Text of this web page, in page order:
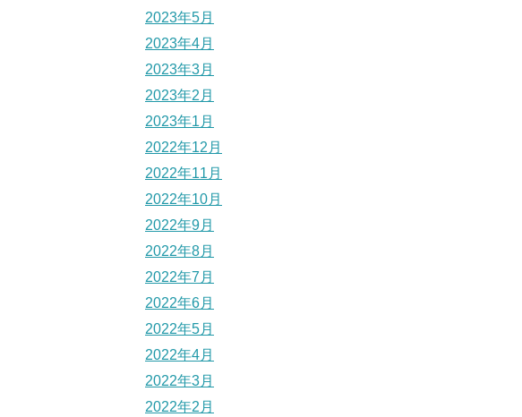
2023年5月
2023年4月
2023年3月
2023年2月
2023年1月
2022年12月
2022年11月
2022年10月
2022年9月
2022年8月
2022年7月
2022年6月
2022年5月
2022年4月
2022年3月
2022年2月